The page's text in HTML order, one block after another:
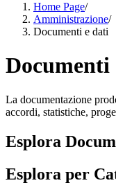
Home Page/
Amministrazione/
Documenti e dati
Documenti
La documentazione
accordi, statistiche,
Esplora
Esplora per